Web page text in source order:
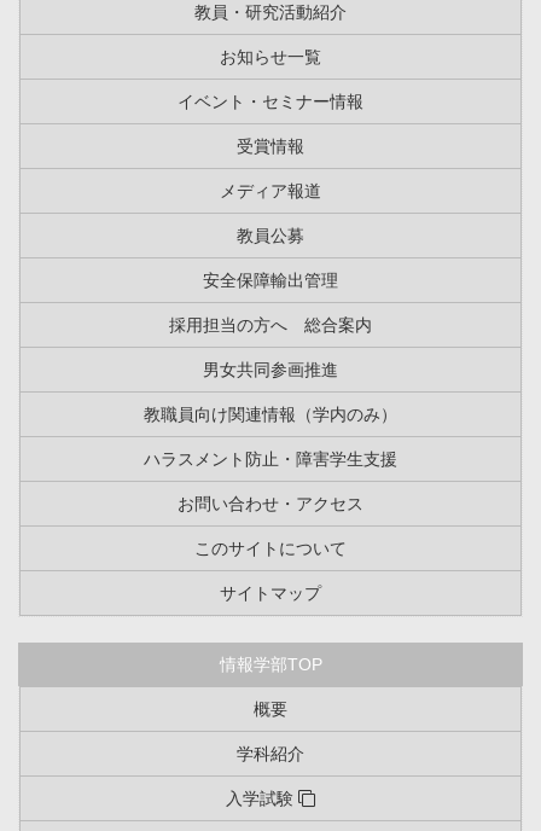
教員・研究活動紹介
お知らせ一覧
イベント・セミナー情報
受賞情報
メディア報道
教員公募
安全保障輸出管理
採用担当の方へ 総合案内
男女共同参画推進
教職員向け関連情報（学内のみ）
ハラスメント防止・障害学生支援
お問い合わせ・アクセス
このサイトについて
サイトマップ
情報学部TOP
概要
学科紹介
入学試験